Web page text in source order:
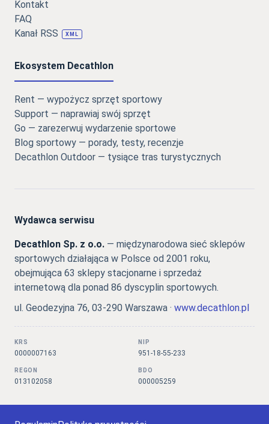
Kontakt
FAQ
Kanał RSS
XML
Ekosystem Decathlon
Rent — wypożycz sprzęt sportowy
Support — naprawiaj swój sprzęt
Go — zarezerwuj wydarzenie sportowe
Blog sportowy — porady, testy, recenzje
Decathlon Outdoor — tysiące tras turystycznych
Wydawca serwisu
Decathlon Sp. z o.o. — międzynarodowa sieć sklepów
sportowych działająca w Polsce od 2001 roku,
obejmująca 63 sklepy stacjonarne i sprzedaż
internetową dla ponad 86 dyscyplin sportowych.
ul. Geodezyjna 76, 03-290 Warszawa · www.decathlon.pl
KRS
0000007163
NIP
951-18-55-233
REGON
013102058
BDO
000005259